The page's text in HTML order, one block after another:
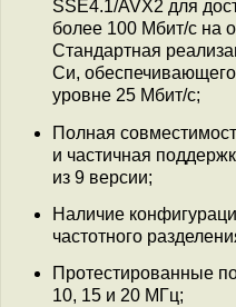
SSE4.1/AVX2 для
более 100 Мбит/с на
Стандартная
Си, обеспечивающего
уровне 25 Мбит/с;
Полная
и частичная
из 9 версии;
Наличие
частотного
Протестированные
10, 15 и 20 МГц;